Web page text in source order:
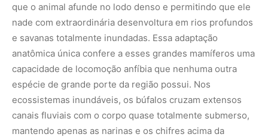
que o animal afunde no lodo denso e permitindo que ele
nade com extraordinária desenvoltura em rios profundos
e savanas totalmente inundadas. Essa adaptação
anatômica única confere a esses grandes mamíferos uma
capacidade de locomoção anfíbia que nenhuma outra
espécie de grande porte da região possui. Nos
ecossistemas inundáveis, os búfalos cruzam extensos
canais fluviais com o corpo quase totalmente submerso,
mantendo apenas as narinas e os chifres acima da